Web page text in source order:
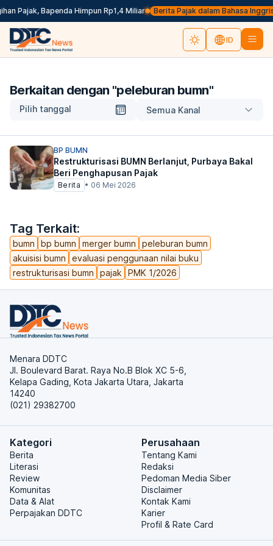
Pajak, Bapenda Himpun Rp1,4 Miliar Berita Pajak dalam Bahasa
ID
Berkaitan dengan "peleburan bumn"
Pilih tanggal Semua Kanal
Tag Terkait:
bumn bp bumn merger bumn
peleburan bumn
akuisisi bumn
evaluasi penggunaan nilai buku
restrukturisasi bumn
pajak PMK 1/2026
BP BUMN
Restrukturisasi BUMN Berlanjut, Purbaya Bakal
Beri Penghapusan Pajak
Berita • 06 Mei 2026
Menara DDTC
Jl. Boulevard Barat. Raya No.B Blok XC 5-6,
Kelapa Gading, Kota Jakarta Utara, Jakarta
14240
(021) 29382700
Kategori
Berita
Literasi
Review
Komunitas
Data & Alat
Perpajakan DDTC
Perusahaan
Tentang Kami
Redaksi
Pedoman Media Siber
Disclaimer
Kontak Kami
Karier
Profil & Rate Card